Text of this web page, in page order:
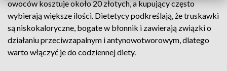
owoców kosztuje około 20 złotych, a kupujący często
wybierają większe ilości. Dietetycy podkreślają, że truskawki
są niskokaloryczne, bogate w błonnik i zawierają związki o
działaniu przeciwzapalnym i antynowotworowym, dlatego
warto włączyć je do codziennej diety.